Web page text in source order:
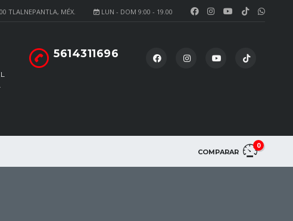
LUN - DOM 9:00 - 19.00
TLALNEPANTLA, MÉX.
5614311696
COMPARAR
0